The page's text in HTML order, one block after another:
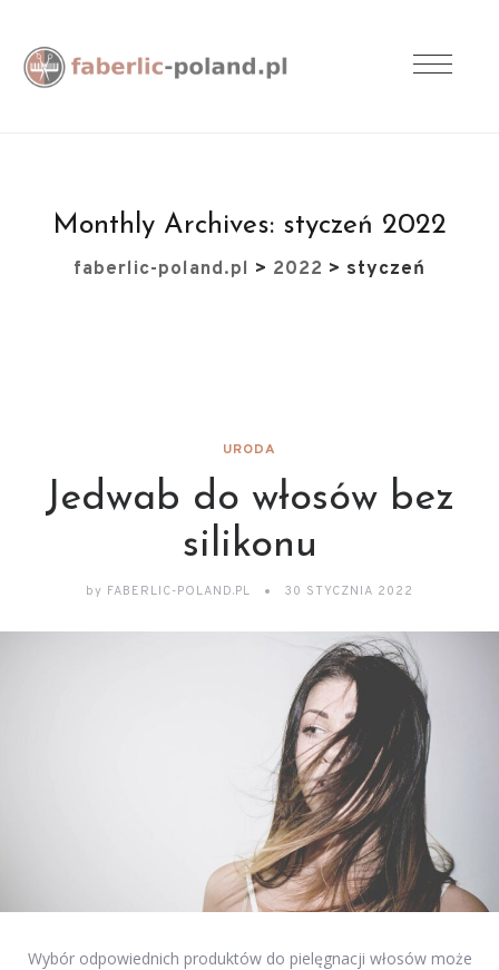
Monthly Archives: styczeń 2022
faberlic-poland.pl > 2022 > styczeń
URODA
Jedwab do włosów bez
silikonu
by FABERLIC-POLAND.PL 30 STYCZNIA 2022
Wybór odpowiednich produktów do pielęgnacji włosów może